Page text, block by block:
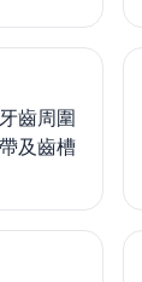
齒周圍
及齒槽